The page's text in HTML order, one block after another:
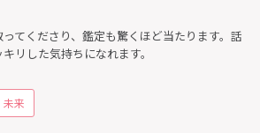
てくださり、鑑定も驚くほど当たります。話
リした気持ちになれます。
未来